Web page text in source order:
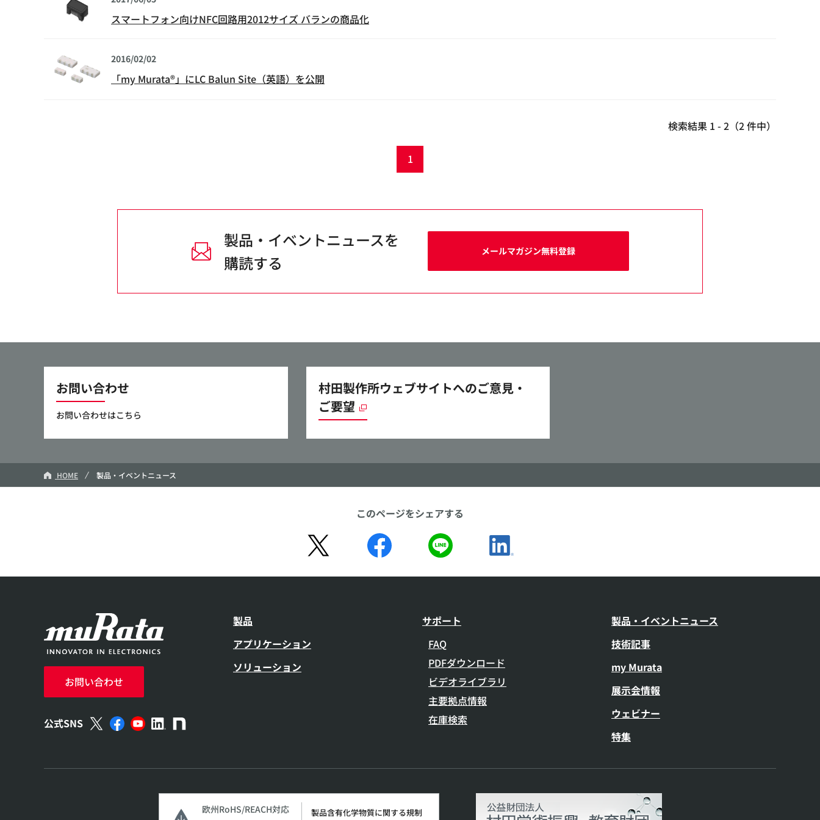
スマートフォン向けNFC回路用2012サイズ バランの商品化
2016/02/02
「my Murata®」にLC Balun Site（英語）を公開
検索結果 1 - 2（2 件中）
1
製品・イベントニュースを
購読する
メールマガジン無料登録
お問い合わせ
お問い合わせはこちら
村田製作所ウェブサイトへのご意見・
ご要望
HOME 製品・イベントニュース
このページをシェアする
お問い合わせ
公式SNS
製品
アプリケーション
ソリューション
サポート
FAQ
PDFダウンロード
ビデオライブラリ
主要拠点情報
在庫検索
製品・イベントニュース
技術記事
my Murata
展示会情報
ウェビナー
特集
欧州RoHS/REACH対応
製品含有化学物質に関する規制